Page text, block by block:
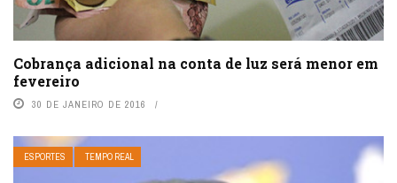
Cobrança adicional na conta de luz será menor em
fevereiro
30 DE JANEIRO DE 2016
ESPORTES TEMPO REAL